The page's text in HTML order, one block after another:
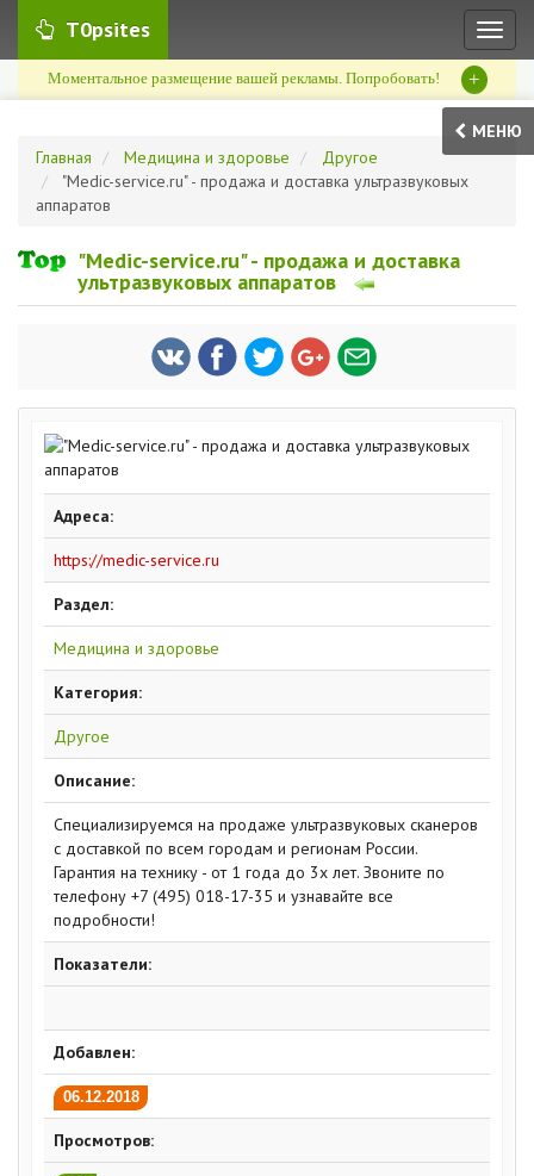
T0psites
Моментальное размещение вашей рекламы. Попробовать! +
МЕНЮ
Главная
Медицина и здоровье
Другое
"Medic-service.ru" - продажа и доставка ультразвуковых
аппаратов
"Medic-service.ru" - продажа и доставка
ультразвуковых аппаратов
Адреса:
https://medic-service.ru
Раздел:
Медицина и здоровье
Категория:
Другое
Описание:
Специализируемся на продаже ультразвуковых сканеров
с доставкой по всем городам и регионам России.
Гарантия на технику - от 1 года до 3х лет. Звоните по
телефону +7 (495) 018-17-35 и узнавайте все
подробности!
Показатели:
Добавлен:
06.12.2018
Просмотров: